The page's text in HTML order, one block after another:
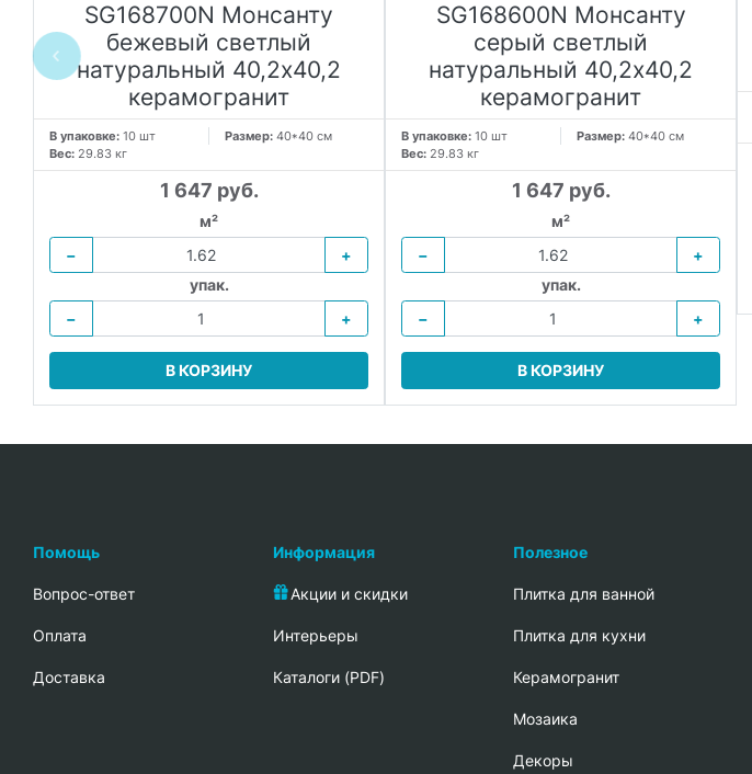
SG168700N Монсанту
бежевый светлый
натуральный 40,2х40,2
керамогранит
В упаковке: 10 шт Размер: 40*40 см
Вес: 29.83 кг
1 647 руб.
м²
−
+
упак.
−
+
В КОРЗИНУ
SG168600N Монсанту
серый светлый
натуральный 40,2х40,2
керамогранит
В упаковке: 10 шт Размер: 40*40 см
Вес: 29.83 кг
1 647 руб.
м²
−
+
упак.
−
+
В КОРЗИНУ
Помощь
Вопрос-ответ
Oплата
Доставка
Информация
Акции и скидки
Интерьеры
Каталоги (PDF)
Полезное
Плитка для ванной
Плитка для кухни
Керамогранит
Мозаика
Декоры